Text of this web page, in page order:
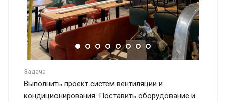
Задача
Выполнить проект систем вентиляции и
кондиционирования. Поставить оборудование и